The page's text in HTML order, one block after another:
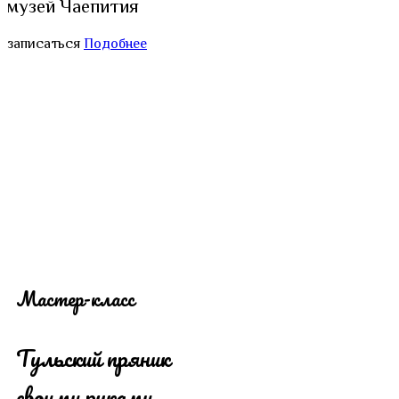
музей Чаепития
записаться Подобнее
Мастер-класс
Тульский пряник